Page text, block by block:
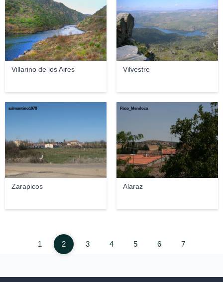
Villarino de los Aires Vilvestre
Zarapicos
salmantino1978
Alaraz
Paco_Mendoza
1 2 3 4 5 6 7